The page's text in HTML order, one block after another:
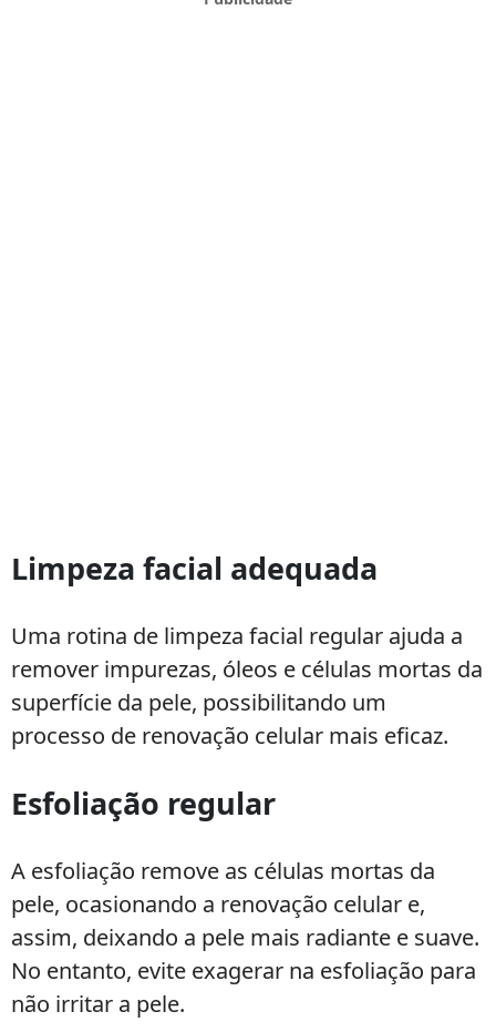
Limpeza facial adequada
Uma rotina de limpeza facial regular ajuda a
remover impurezas, óleos e células mortas da
superfície da pele, possibilitando um
processo de renovação celular mais eficaz.
Esfoliação regular
A esfoliação remove as células mortas da
pele, ocasionando a renovação celular e,
assim, deixando a pele mais radiante e suave.
No entanto, evite exagerar na esfoliação para
não irritar a pele.